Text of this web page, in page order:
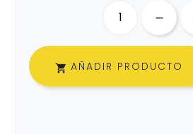
 AÑADIR PRODUCTO